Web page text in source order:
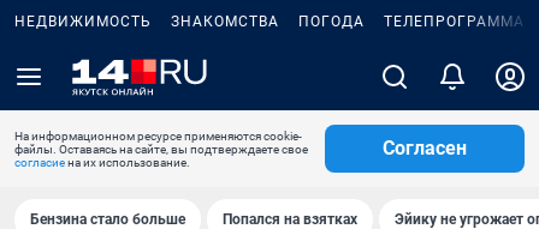
НЕДВИЖИМОСТЬ ЗНАКОМСТВА ПОГОДА ТЕЛЕПРОГРАММА
На информационном ресурсе применяются cookie-
файлы. Оставаясь на сайте, вы подтверждаете свое
согласиена их использование.
Согласен
Бензина стало больше Попался на взятках Эйику не угрожает